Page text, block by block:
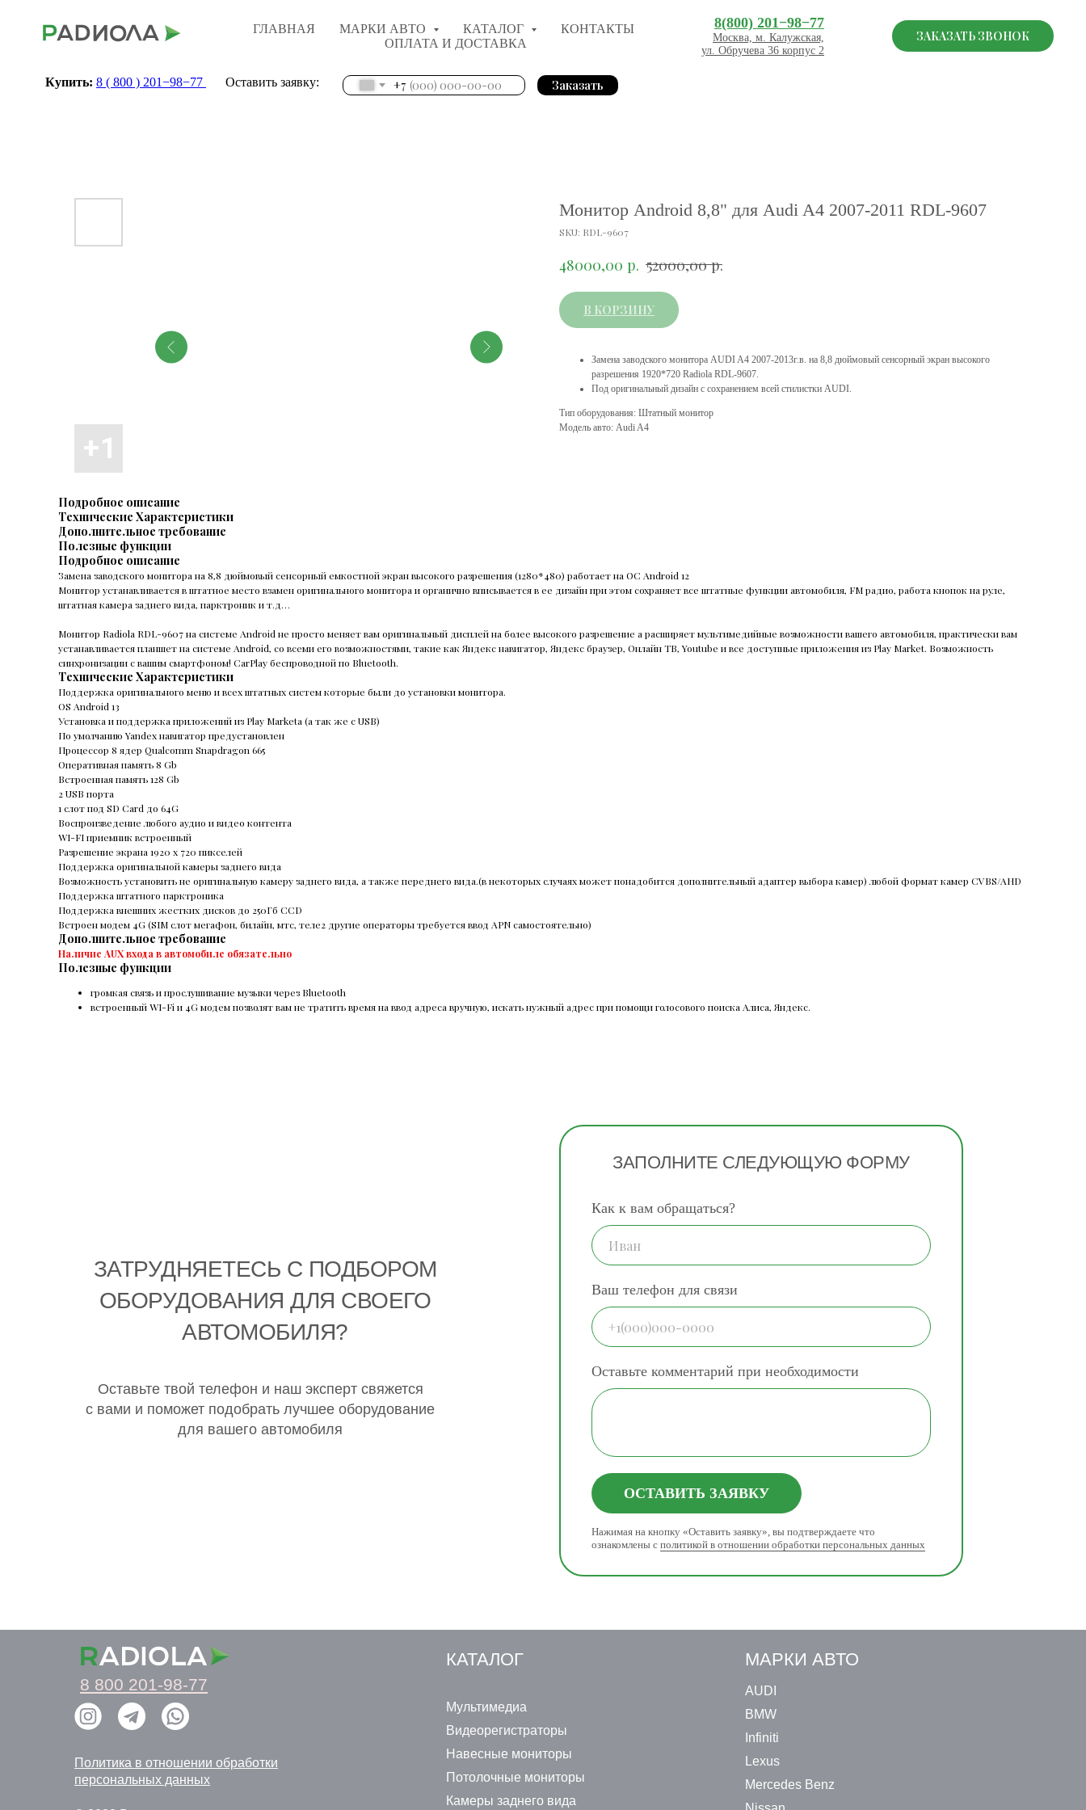
ГЛАВНАЯ МАРКИ АВТО КАТАЛОГ
КОНТАКТЫ
ОПЛАТА И ДОСТАВКА
8(800) 201−98−77
Москва, м. Калужская,
ул. Обручева 36 корпус 2
ЗАКАЗАТЬ ЗВОНОК
Купить: 8 ( 800 ) 201−98−77 Оставить заявку: +7 Заказать
Монитор Android 8,8" для Audi A4 2007-2011 RDL-9607
SKU: RDL-9607
48000,00 р. 52000,00 р.
В КОРЗИНУ
Замена заводского монитора AUDI A4 2007-2013г.в. на 8,8 дюймовый сенсорный экран высокого
разрешения 1920*720 Radiola RDL-9607.
Под оригинальный дизайн с сохранением всей стилистки AUDI.
Тип оборудования: Штатный монитор
Модель авто: Audi A4
Подробное описание
Технические Характеристики
Дополнительное требование
Полезные функции
Подробное описание
Замена заводского монитора на 8,8 дюймовый сенсорный емкостной экран высокого разрешения (1280*480) работает на ОС Android 12
Монитор устанавливается в штатное место взамен оригинального монитора и органично вписывается в ее дизайн при этом сохраняет все штатные функции автомобиля, FM радио, работа кнопок на руле,
штатная камера заднего вида, парктроник и т.д…
Монитор Radiola RDL-9607 на системе Android не просто меняет вам оригинальный дисплей на более высокого разрешение а расширяет мультимедийные возможности вашего автомобиля, практически вам
устанавливается планшет на системе Android, со всеми его возможностями, такие как Яндекс навигатор, Яндекс браузер, Онлайн ТВ, Youtube и все доступные приложения из Play Market. Возможность
синхронизации с вашим смартфоном! CarPlay беспроводной по Bluetooth.
Технические Характеристики
Поддержка оригинального меню и всех штатных систем которые были до установки монитора.
OS Android 13
Установка и поддержка приложений из Play Marketa (а так же с USB)
По умолчанию Yandex навигатор предустановлен
Процессор 8 ядер Qualcomm Snapdragon 665
Оперативная память 8 Gb
Встроенная память 128 Gb
2 USB порта
1 слот под SD Card до 64G
Воспроизведение любого аудио и видео контента
WI-FI приемник встроенный
Разрешение экрана 1920 х 720 пикселей
Поддержка оригинальной камеры заднего вида
Возможность установить не оригинальную камеру заднего вида, а также переднего вида.(в некоторых случаях может понадобится дополнительный адаптер выбора камер) любой формат камер CVBS/AHD
Поддержка штатного парктроника
Поддержка внешних жестких дисков до 250Гб ССD
Встроен модем 4G (SIM слот мегафон, билайн, мтс, теле2 другие операторы требуется ввод APN самостоятельно)
Дополнительное требование
Наличие AUX входа в автомобиле обязательно
Полезные функции
громкая связь и прослушивание музыки через Bluetooth
встроенный WI-Fi и 4G модем позволят вам не тратить время на ввод адреса вручную, искать нужный адрес при помощи голосового поиска Алиса, Яндекс.
Как к вам обращаться?
Ваш телефон для связи
Оставьте комментарий при необходимости
ОСТАВИТЬ ЗАЯВКУ
Нажимая на кнопку «Оставить заявку», вы подтверждаете что
ознакомлены с политикой в отношении обработки персональных данных
ЗАПОЛНИТЕ СЛЕДУЮЩУЮ ФОРМУ
ЗАТРУДНЯЕТЕСЬ С ПОДБОРОМ
ОБОРУДОВАНИЯ ДЛЯ СВОЕГО
АВТОМОБИЛЯ?
Оставьте твой телефон и наш эксперт свяжется
с вами и поможет подобрать лучшее оборудование
для вашего автомобиля
КАТАЛОГ МАРКИ АВТО
Мультимедиа
Видеорегистраторы
Навесные мониторы
Потолочные мониторы
Камеры заднего вида
AUDI
BMW
Infiniti
Lexus
Mercedes Benz
Политика в отношении обработки
персональных данных
8 800 201-98-77